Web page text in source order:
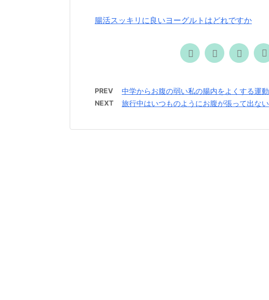
腸活スッキリに良いヨーグルトはどれですか
PREV 中学からお腹の弱い私の腸内をよくする運動
NEXT 旅行中はいつものようにお腹が張って出ない